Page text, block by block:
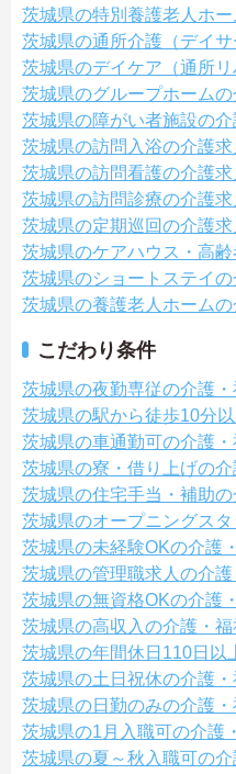
茨城県の特別養護老人ホ
茨城県の通所介護（デイ
茨城県のデイケア（通所リ
茨城県のグループホームの
茨城県の障がい者施設の介
茨城県の訪問入浴の介護求
茨城県の訪問看護の介護求
茨城県の訪問診療の介護求
茨城県の定期巡回の介護求
茨城県のケアハウス・高
茨城県のショートステイの
茨城県の養護老人ホームの
こだわり条件
茨城県の夜勤専従の介護・
茨城県の駅から徒歩10分
茨城県の車通勤可の介護・
茨城県の寮・借り上げの介
茨城県の住宅手当・補助の
茨城県のオープニングス
茨城県の未経験OKの介護
茨城県の管理職求人の介護
茨城県の無資格OKの介護
茨城県の高収入の介護・福
茨城県の年間休日110日以
茨城県の土日祝休の介護・
茨城県の日勤のみの介護・
茨城県の1月入職可の介護
茨城県の夏～秋入職可の介